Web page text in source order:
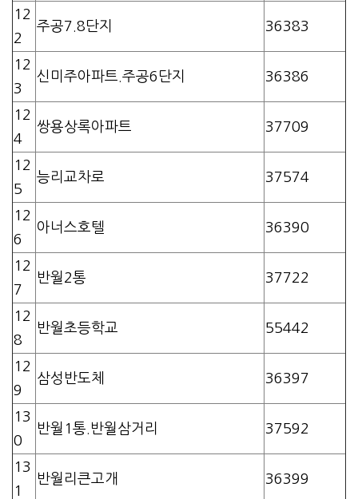
12
2
주공7.8단지 36383
12
3
신미주아파트.주공6단지 36386
12
4
쌍용상록아파트 37709
12
5
능리교차로 37574
12
6
아너스호텔 36390
12
7
반월2통 37722
12
8
반월초등학교 55442
12
9
삼성반도체 36397
13
0
반월1통.반월삼거리 37592
13
1
반월리큰고개 36399